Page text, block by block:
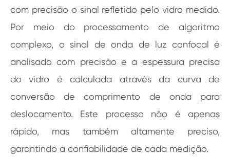
com precisão o sinal refletido pelo vidro medido.
Por meio do processamento de algoritmo
complexo, o sinal de onda de luz confocal é
analisado com precisão e a espessura precisa
do vidro é calculada através da curva de
conversão de comprimento de onda para
deslocamento. Este processo não é apenas
rápido, mas também altamente preciso,
garantindo a confiabilidade de cada medição.